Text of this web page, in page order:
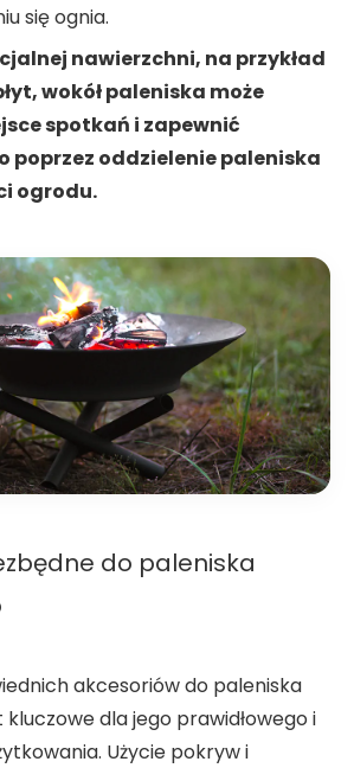
się ognia.
nawierzchni, na przykład
wokół paleniska może
spotkań i zapewnić
poprzez oddzielenie paleniska
ogrodu.
do paleniska
akcesoriów do paleniska
dla jego prawidłowego i
Użycie pokryw i